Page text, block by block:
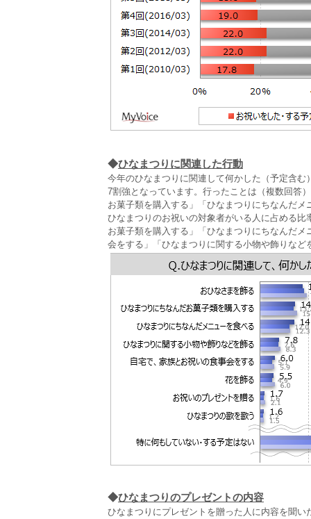
◆ひなまつりに関連した行動
今年のひなまつりに関連して何かした（予定含
7割強となっています。行ったことは（複数回答
お菓子類を購入する」「ひなまつりにちなんだ
ひなまつりのお祝いの対象者がいる人に占める
お菓子類を購入する」「ひなまつりにちなんだ
会をする」「ひなまつりに関する小物や飾りな
◆ひなまつりのプレゼントの内容
ひなまつりにプレゼントを贈った人に内容を聞